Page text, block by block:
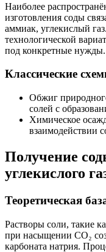
Наиболее
изготовления соды
аммиак, углекислый
технологической
под конкретные нужды.
Классические
Обжиг
солей с
Химическое
взаимодействии
Получение
углекислого
Теоретическая
Растворы соли, такие
при насыщении CO₂
карбоната натрия.